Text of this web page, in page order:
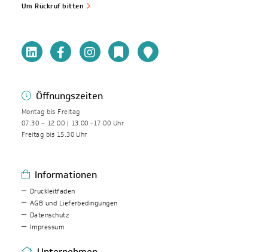
Um Rückruf bitten
Öffnungszeiten
Montag bis Freitag
07.30 – 12.00 | 13.00 -17.00 Uhr
Freitag bis 15.30 Uhr
Informationen
Druckleitfaden
AGB und Lieferbedingungen
Datenschutz
Impressum